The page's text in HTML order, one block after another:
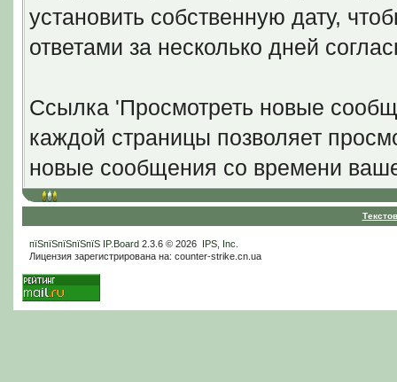
установить собственную дату,
ответами за несколько дней
Ссылка 'Просмотреть новые
каждой страницы позволяет
новые сообщения со времени
пїЅпїЅпїЅпїЅпїЅ IP.Board2.3.6 © 2026 IPS, Inc
Лицензия зарегистрирована на: counter-strike.cn.ua